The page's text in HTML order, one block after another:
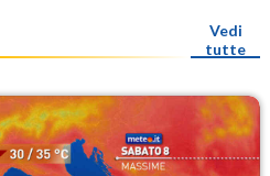
Vedi
tutte